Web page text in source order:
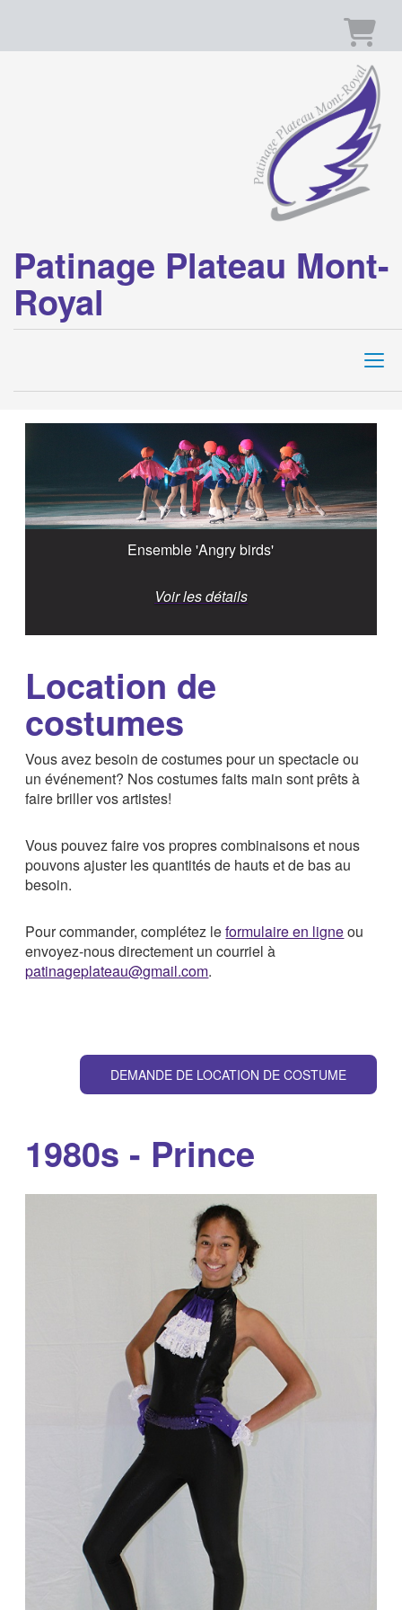
Panier
Patinage Plateau Mont-
Royal
Ensemble 'Angry birds'
Voir les détails
Location de
costumes
Vous avez besoin de costumes pour un spectacle ou
un événement? Nos costumes faits main sont prêts à
faire briller vos artistes!
Vous pouvez faire vos propres combinaisons et nous
pouvons ajuster les quantités de hauts et de bas au
besoin.
Pour commander, complétez leformulaire en ligneou
envoyez-nous directement un courriel à
patinageplateau@gmail.com.
DEMANDE DE LOCATION DE COSTUME
1980s - Prince